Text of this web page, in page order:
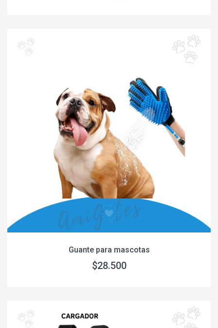
Guante para mascotas
$28.500